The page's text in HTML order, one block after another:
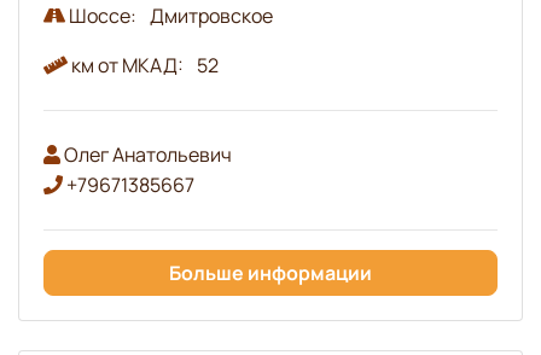
Шоссе: Дмитровское
км от МКАД: 52
Олег Анатольевич
+79671385667
Больше информации